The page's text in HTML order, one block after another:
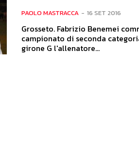
PAOLO MASTRACCA - 16 SET 2016
Grosseto. Fabrizio Benemei
campionato di seconda
girone G l'allenatore...